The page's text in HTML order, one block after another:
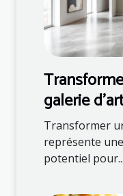
galerie
Transformer
représente
potentiel pour...